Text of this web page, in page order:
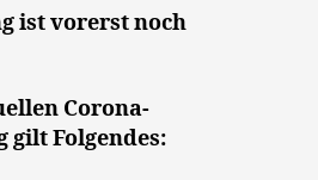
ist vorerst noch
Corona-
gilt Folgendes: